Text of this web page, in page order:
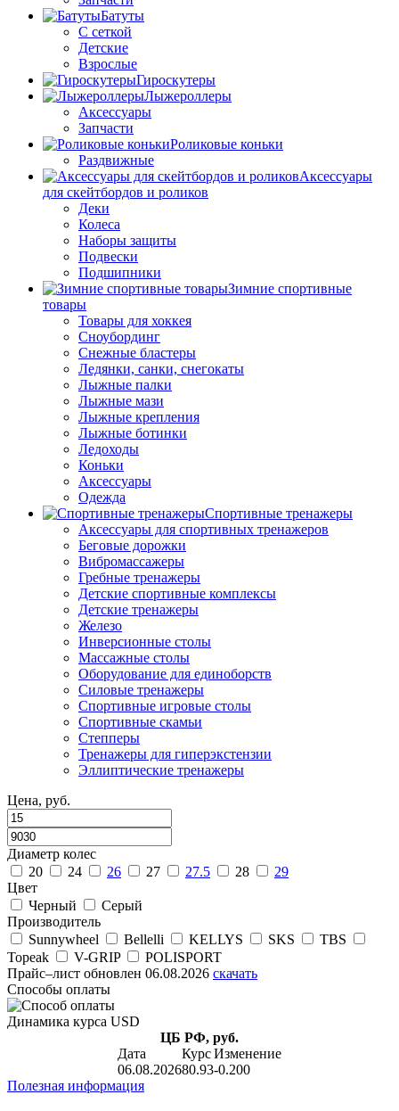
Батуты
С сеткой
Детские
Взрослые
Гироскутеры
Лыжероллеры
Аксессуары
Запчасти
Роликовые коньки
Раздвижные
Аксессуары
для скейтбордов и роликов
Деки
Колеса
Наборы защиты
Подвески
Подшипники
Зимние спортивные
товары
Товары для хоккея
Сноубординг
Снежные бластеры
Ледянки, санки, снегокаты
Лыжные палки
Лыжные мази
Лыжные крепления
Лыжные ботинки
Ледоходы
Коньки
Аксессуары
Одежда
Спортивные тренажеры
Аксессуары для спортивных тренажеров
Беговые дорожки
Вибромассажеры
Гребные тренажеры
Детские спортивные комплексы
Детские тренажеры
Железо
Инверсионные столы
Массажные столы
Оборудование для единоборств
Силовые тренажеры
Спортивные игровые столы
Спортивные скамьи
Степперы
Тренажеры для гиперэкстензии
Эллиптические тренажеры
Цена, руб.
Диаметр колес
20
24 26 27 27.5 28
29
Цвет
Черный
Серый
Производитель
Sunnywheel
Bellelli KELLYS SKS
TBS
Topeak
V-GRIP
POLISPORT
Прайс–лист обновлен 06.08.2026 скачать
Способы оплаты
Динамика курса USD
ЦБ РФ, руб.
Дата
КурсИзменение
06.08.202680.93-0.200
Полезная информация